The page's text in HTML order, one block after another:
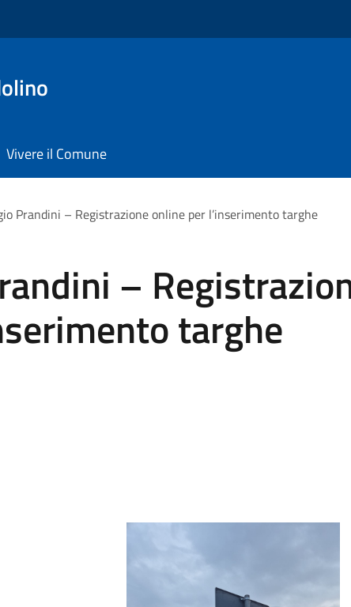
Vivere il Comune
Prandini – Registrazione online per l’inserimento targhe
–
targhe